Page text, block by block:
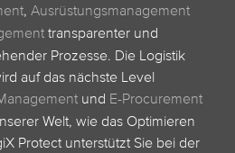
, Ausrüstungsmanagement
transparenter und
Prozesse. Die Logistik
auf das nächste Level
und E-Procurement
Welt, wie das Optimieren
Protect unterstützt Sie bei der